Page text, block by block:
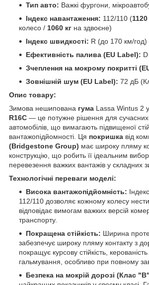
Тип авто: Важкі фургони,
Індекс навантаження: 112/110 (1120
колесо / 1060 кг на здвоєне)
Індекс швидкості: R (до 170 км/год)
Ефективність палива (EU Label): D
Зчеплення на мокрому покритті
Зовнішній шум (EU Label): 72 дБ
Опис товару:
Зимова нешипована гума Lassa Wintus 2 у
R16C — це потужне рішення для сучасних
автомобілів, що вимагають підвищеної
вантажопідйомності. Ця покришка від
(Bridgestone Group) має широку пляму
конструкцію, що робить її ідеальним
перевезення важких вантажів у складних
Технологічні переваги моделі:
Висока вантажопідйомність:
112/110 дозволяє кожному колесу
відповідає вимогам важких версій
транспорту.
Покращена стійкість: Ширина
забезпечує широку пляму контакту з
покращує курсову стійкість,
гальмування, особливо при повному
Безпека на мокрій дорозі (Клас